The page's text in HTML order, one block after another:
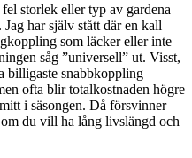
storlek eller typ av gardena
har själv stått där en kall
som läcker eller inte
såg ”universell” ut. Visst,
billigaste snabbkoppling
ofta blir totalkostnaden högre
i säsongen. Då försvinner
du vill ha lång livslängd och